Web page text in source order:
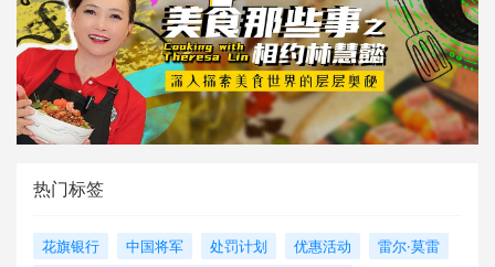
热门标签
花旗银行 中国将军 处罚计划 优惠活动
雷尔·莫雷